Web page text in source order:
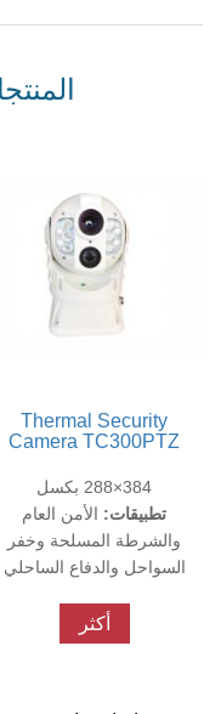
Thermal Security
Camera TC300PTZ
384×288 بكسل
تطبيقات: الأمن العام
والشرطة المسلحة وخفر
السواحل والدفاع الساحلي
أكثر